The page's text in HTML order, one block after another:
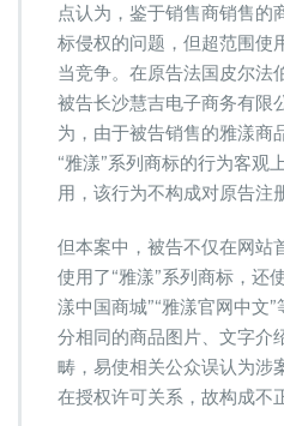
点认为，鉴于销售商销售的
标侵权的问题，但超范围使
当竞争。在原告法国皮尔法
被告长沙慧吉电子商务有限
为，由于被告销售的雅漾商
“雅漾”系列商标的行为客观
用，该行为不构成对原告注
但本案中，被告不仅在网站
使用了“雅漾”系列商标，还
漾中国商城”“雅漾官网中文
分相同的商品图片、文字介
畴，易使相关公众误认为涉
在授权许可关系，故构成不